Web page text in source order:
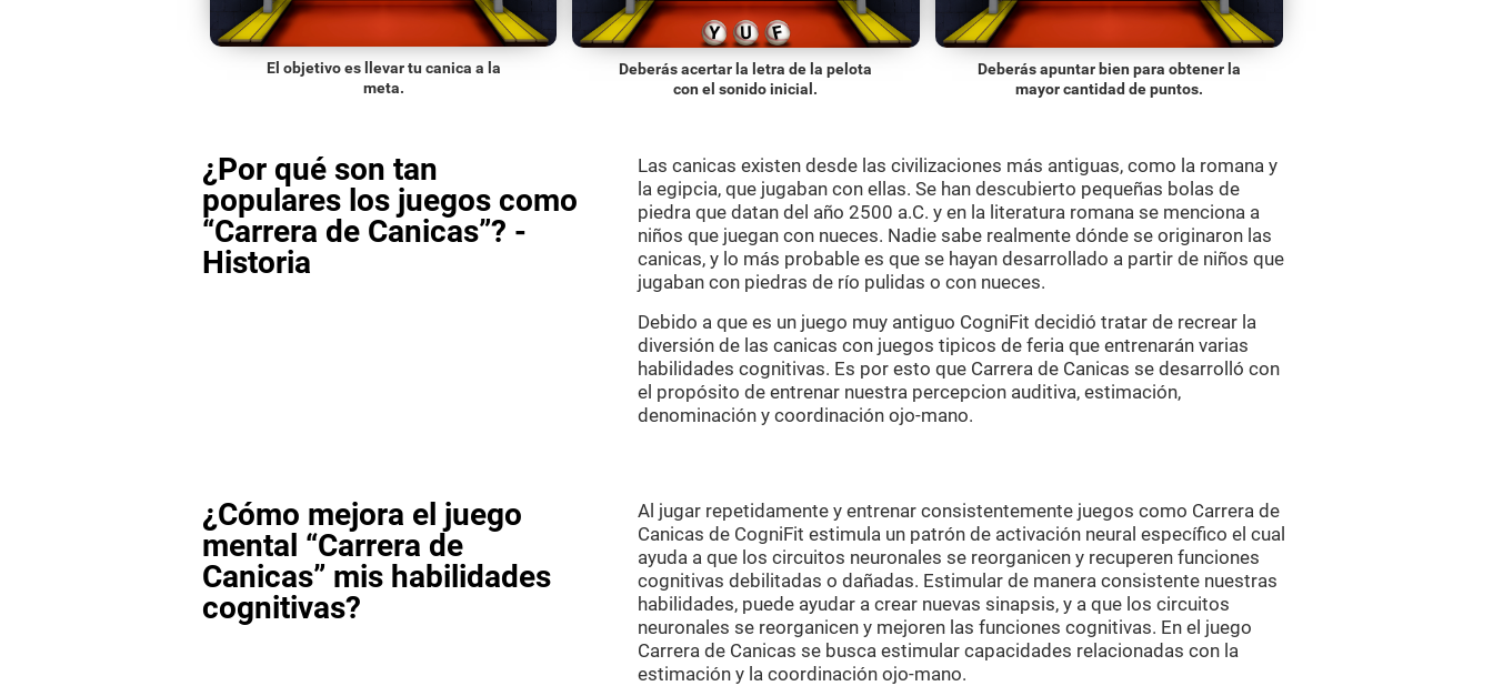
El objetivo es llevar tu canica a la
meta.
Deberás acertar la letra de la pelota
con el sonido inicial.
Deberás apuntar bien para obtener la
mayor cantidad de puntos.
¿Por qué son tan
populares los juegos como
“Carrera de Canicas”? -
Historia
Las canicas existen desde las civilizaciones más antiguas, como la romana y
la egipcia, que jugaban con ellas. Se han descubierto pequeñas bolas de
piedra que datan del año 2500 a.C. y en la literatura romana se menciona a
niños que juegan con nueces. Nadie sabe realmente dónde se originaron las
canicas, y lo más probable es que se hayan desarrollado a partir de niños que
jugaban con piedras de río pulidas o con nueces.
Debido a que es un juego muy antiguo CogniFit decidió tratar de recrear la
diversión de las canicas con juegos tipicos de feria que entrenarán varias
habilidades cognitivas. Es por esto que Carrera de Canicas se desarrolló con
el propósito de entrenar nuestra percepcion auditiva, estimación,
denominación y coordinación ojo-mano.
¿Cómo mejora el juego
mental “Carrera de
Canicas” mis habilidades
cognitivas?
Al jugar repetidamente y entrenar consistentemente juegos como Carrera de
Canicas de CogniFit estimula un patrón de activación neural específico el cual
ayuda a que los circuitos neuronales se reorganicen y recuperen funciones
cognitivas debilitadas o dañadas. Estimular de manera consistente nuestras
habilidades, puede ayudar a crear nuevas sinapsis, y a que los circuitos
neuronales se reorganicen y mejoren las funciones cognitivas. En el juego
Carrera de Canicas se busca estimular capacidades relacionadas con la
estimación y la coordinación ojo-mano.